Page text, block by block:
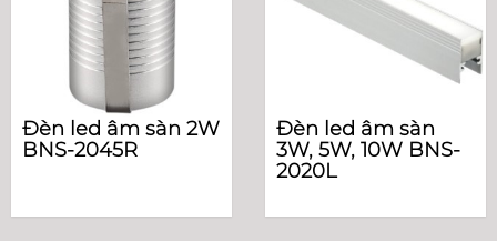
Đèn led âm sàn 2W
BNS-2045R
Đèn led âm sàn
3W, 5W, 10W BNS-
2020L